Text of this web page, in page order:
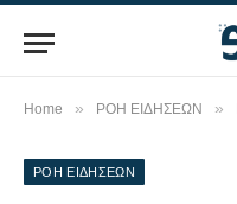
Home » ΡΟΗ ΕΙΔΗΣΕΩΝ »
ΡΟΗ ΕΙΔΗΣΕΩΝ